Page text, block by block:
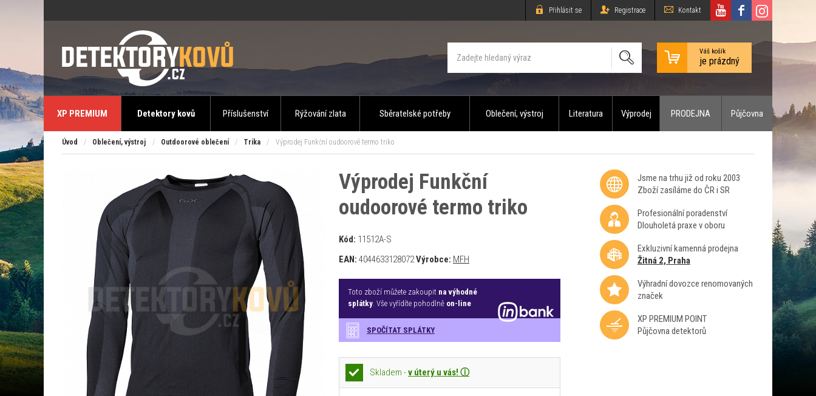
Přihlásit se Registrace Kontakt
Váš košík
je prázdný
XP PREMIUM Detektory kovů Příslušenství Rýžování zlata Sběratelské potřeby Oblečení, výstroj Literatura Výprodej PRODEJNA Půjčovna
Úvod / Oblečení, výstroj / Outdoorové oblečení / Trika / Výprodej Funkční oudoorové termo triko
Výprodej Funkční
oudoorové termo triko
Kód: 11512A-S
EAN: 4044633128072Výrobce: MFH
Toto zboží můžete zakoupit na výhodné
splátky. Vše vyřídíte pohodlně on-line
SPOČÍTAT SPLÁTKY
Skladem -v úterý u vás! ⓘ
Jsme na trhu již od roku 2003
Zboží zasíláme do ČR i SR
Profesionální poradenství
Dlouholetá praxe v oboru
Exkluzivní kamenná prodejna
Žitná 2, Praha
Výhradní dovozce renomovaných
značek
XP PREMIUM POINT
Půjčovna detektorů